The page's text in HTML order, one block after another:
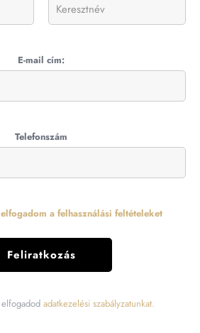
E-mail cím:
Telefonszám
a felhasználási feltételeket
adatkezelési szabályzatunkat.